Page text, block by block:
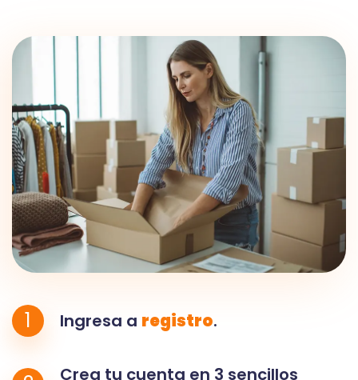
1 Ingresa a registro.
Crea tu cuenta en 3 sencillos